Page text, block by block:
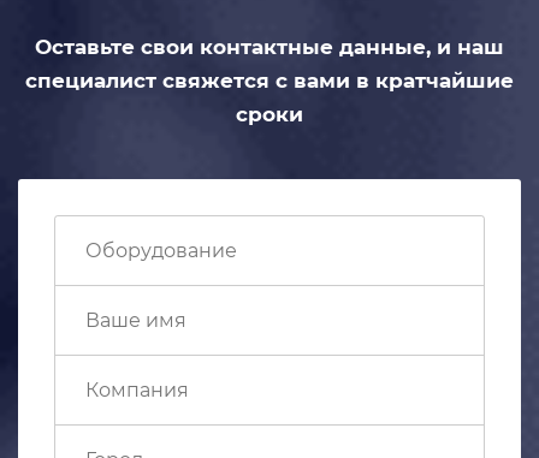
Оставьте свои контактные данные, и наш
специалист свяжется с вами в кратчайшие
сроки